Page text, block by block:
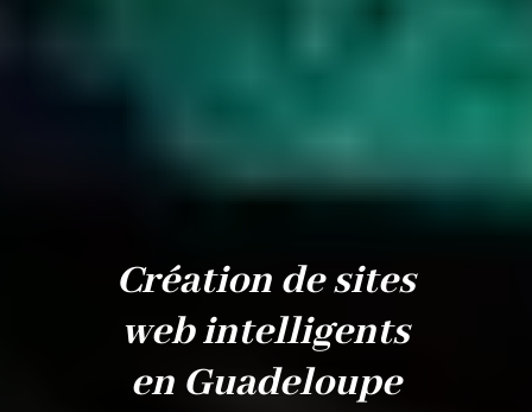
Création de sites
web intelligents
en Guadeloupe